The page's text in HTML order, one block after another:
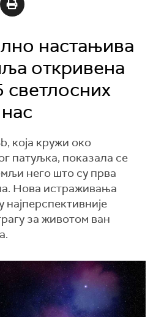
настањива
откривена
светлосних
која кружи око
патуљка, показала се
него што су прва
Нова истраживања
најперспективније
за животом ван